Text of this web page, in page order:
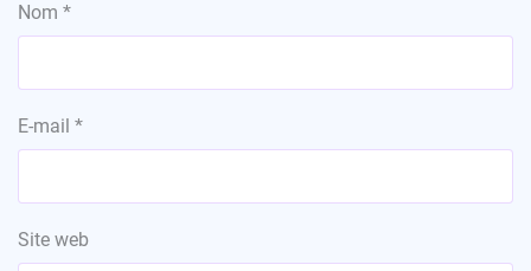
Nom *
E-mail *
Site web